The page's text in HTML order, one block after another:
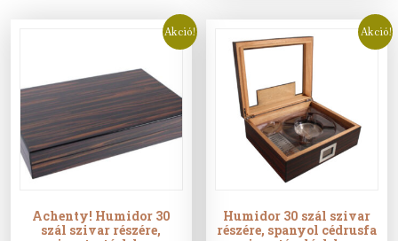
Akció!
Achenty! Humidor 30
szál szivar részére,
Akció!
Humidor 30 szál szivar
részére, spanyol cédrusfa